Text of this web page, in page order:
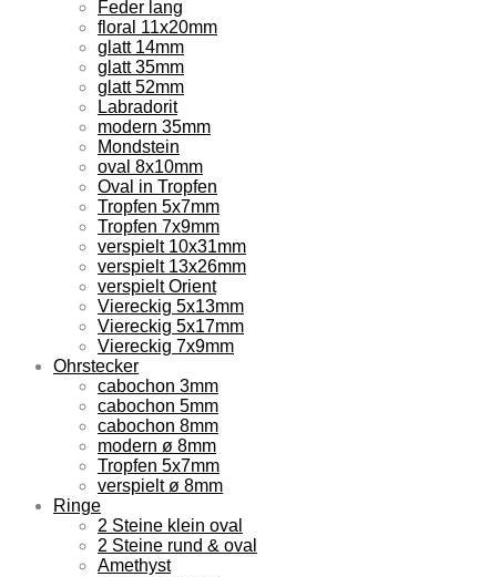
Feder lang
floral 11x20mm
glatt 14mm
glatt 35mm
glatt 52mm
Labradorit
modern 35mm
Mondstein
oval 8x10mm
Oval in Tropfen
Tropfen 5x7mm
Tropfen 7x9mm
verspielt 10x31mm
verspielt 13x26mm
verspielt Orient
Viereckig 5x13mm
Viereckig 5x17mm
Viereckig 7x9mm
Ohrstecker
cabochon 3mm
cabochon 5mm
cabochon 8mm
modern ø 8mm
Tropfen 5x7mm
verspielt ø 8mm
Ringe
2 Steine klein oval
2 Steine rund & oval
Amethyst